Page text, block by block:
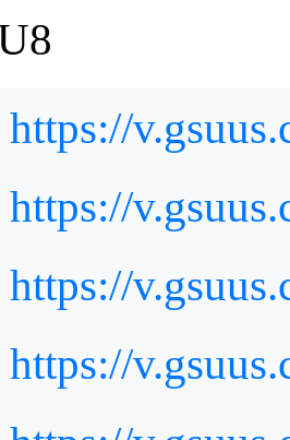
https://
https://
https://
https://